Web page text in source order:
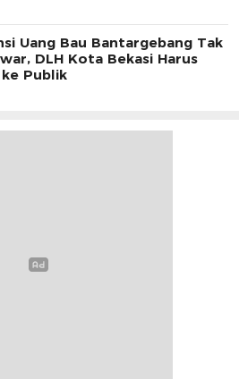
Uang Bau Bantargebang Tak
DLH Kota Bekasi Harus
Publik